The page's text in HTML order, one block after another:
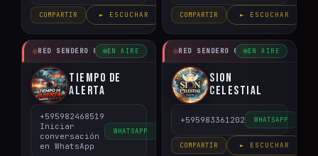
COMPARTIR ► ESCUCHAR COMPARTIR ► ESCUCHAR
RED SENDERO CRISTIANO
EN AIRE
Tiempo de
Alerta
+595982468519
Iniciar
conversación
en WhatsApp
WHATSAPP
RED SENDERO CRISTIANO
EN AIRE
Sion
Celestial
+595983361202 WHATSAPP
COMPARTIR ► ESCUCHAR